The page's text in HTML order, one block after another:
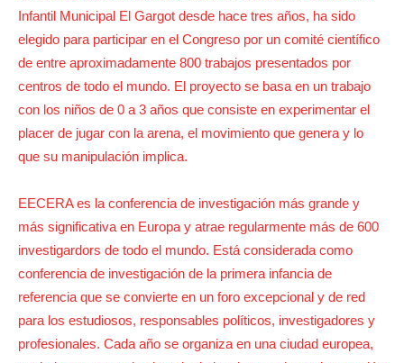
Infantil Municipal El Gargot desde hace tres años, ha sido
elegido para participar en el Congreso por un comité científico
de entre aproximadamente 800 trabajos presentados por
centros de todo el mundo. El proyecto se basa en un trabajo
con los niños de 0 a 3 años que consiste en experimentar el
placer de jugar con la arena, el movimiento que genera y lo
que su manipulación implica.
EECERA es la conferencia de investigación más grande y
más significativa en Europa y atrae regularmente más de 600
investigardors de todo el mundo. Está considerada como
conferencia de investigación de la primera infancia de
referencia que se convierte en un foro excepcional y de red
para los estudiosos, responsables políticos, investigadores y
profesionales. Cada año se organiza en una ciudad europea,